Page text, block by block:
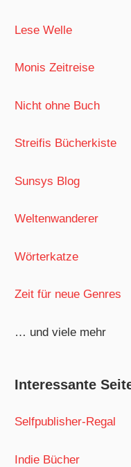
Lese Welle
Monis Zeitreise
Nicht ohne Buch
Streifis Bücherkiste
Sunsys Blog
Weltenwanderer
Wörterkatze
Zeit für neue Genres
… und viele mehr
Interessante
Selfpublisher-Regal
Indie Bücher